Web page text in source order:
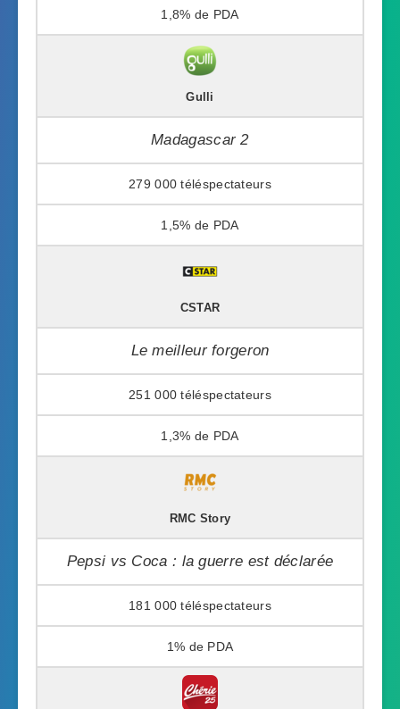
1,8%
Gulli
Madagascar 2
279 000
1,5%
CSTAR
Le meilleur forgeron
251 000
1,3%
RMC Story
Pepsi vs Coca : la guerre est déclarée
181 000
1%